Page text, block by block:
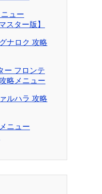
ュー
スター版】
ナロク 攻略
ー フロンテ
略メニュー
ルハラ 攻略
ニュー